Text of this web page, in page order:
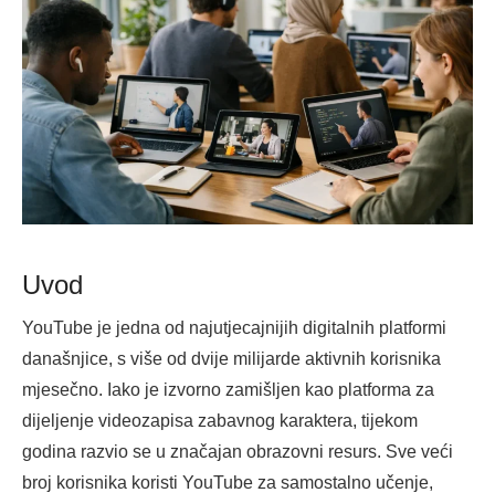
Uvod
YouTube je jedna od najutjecajnijih digitalnih platformi
današnjice, s više od dvije milijarde aktivnih korisnika
mjesečno. Iako je izvorno zamišljen kao platforma za
dijeljenje videozapisa zabavnog karaktera, tijekom
godina razvio se u značajan obrazovni resurs. Sve veći
broj korisnika koristi YouTube za samostalno učenje,